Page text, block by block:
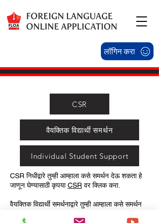
लॉगिन करा
CSR
वैयक्तिक विद्यार्थी समर्थन
Individual Student Support
CSR निधीद्वारे तुम्ही आम्हाला कसे समर्थन देऊ शकता हे
जाणून घेण्यासाठी कृपयाCSR वर क्लिक करा.
वैयक्तिक विद्यार्थी समर्थनाद्वारे तुम्ही आम्हाला कसे समर्थन